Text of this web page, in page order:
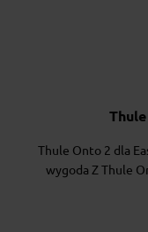
Thule Onto 2 dla
wygoda Z Thule